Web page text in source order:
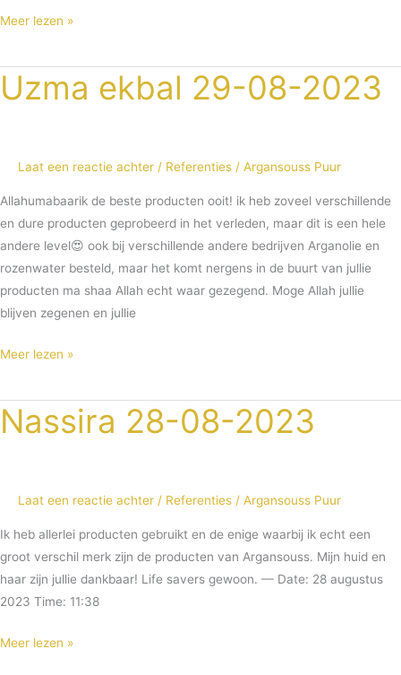
Meer lezen »
Uzma ekbal 29-08-2023
Laat een reactie achter / Referenties / Argansouss Puur
Allahumabaarik de beste producten ooit! ik heb zoveel verschillende
en dure producten geprobeerd in het verleden, maar dit is een hele
andere level😍 ook bij verschillende andere bedrijven Arganolie en
rozenwater besteld, maar het komt nergens in de buurt van jullie
producten ma shaa Allah echt waar gezegend. Moge Allah jullie
blijven zegenen en jullie
Uzma
ekbal
2023
Meer lezen »
Nassira 28-08-2023
Laat een reactie achter / Referenties / Argansouss Puur
Ik heb allerlei producten gebruikt en de enige waarbij ik echt een
groot verschil merk zijn de producten van Argansouss. Mijn huid en
haar zijn jullie dankbaar! Life savers gewoon. — Date: 28 augustus
2023 Time: 11:38
Nassira
28-
Meer lezen »